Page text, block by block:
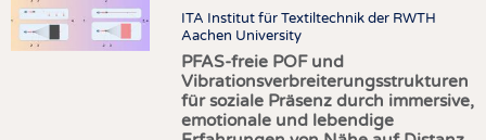
ITA Institut für Textiltechnik der RWTH
Aachen University
PFAS-freie POF und
Vibrationsverbreiterungsstrukturen
für soziale Präsenz durch immersive,
emotionale und lebendige